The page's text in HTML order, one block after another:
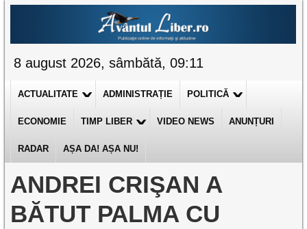
8 august 2026, sâmbătă, 09:11
ACTUALITATE ADMINISTRAȚIE POLITICĂ
ECONOMIE TIMP LIBER VIDEO NEWS ANUNȚURI
RADAR AȘA DA! AȘA NU!
ANDREI CRIŞAN A
BĂTUT PALMA CU